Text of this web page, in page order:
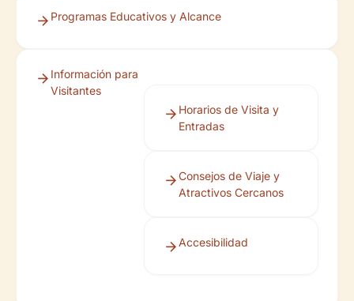
Programas Educativos y Alcance
Información para
Visitantes
Horarios de Visita y
Entradas
Consejos de Viaje y
Atractivos Cercanos
Accesibilidad